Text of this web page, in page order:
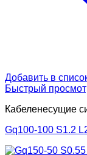
Добавить в
Быстрый
Кабеленесущие
Gq100-100 S1.2